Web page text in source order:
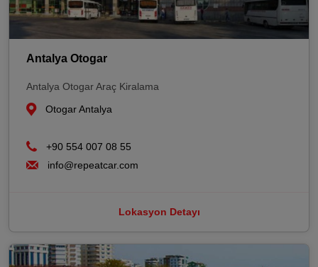
Antalya Otogar
Antalya Otogar Araç Kiralama
Otogar Antalya
+90 554 007 08 55
info@repeatcar.com
Lokasyon Detayı